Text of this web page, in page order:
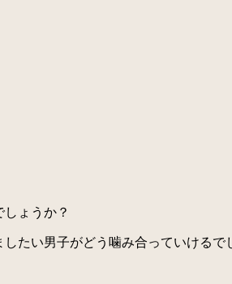
ょうか？
たい男子がどう噛み合っていけるで